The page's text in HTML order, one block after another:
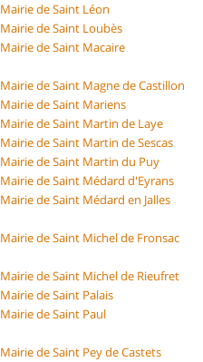
Mairie de Saint Léon
Mairie de Saint Loubès
Mairie de Saint Macaire
Mairie de Saint Magne de Castillon
Mairie de Saint Mariens
Mairie de Saint Martin de Laye
Mairie de Saint Martin de Sescas
Mairie de Saint Martin du Puy
Mairie de Saint Médard d'Eyrans
Mairie de Saint Médard en Jalles
Mairie de Saint Michel de Fronsac
Mairie de Saint Michel de Rieufret
Mairie de Saint Palais
Mairie de Saint Paul
Mairie de Saint Pey de Castets